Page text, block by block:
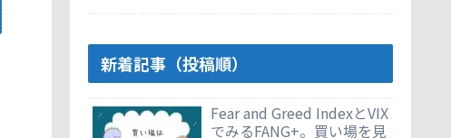
新着記事（投稿順）
Fear and Greed IndexとVIX
でみるFANG+。買い場を見